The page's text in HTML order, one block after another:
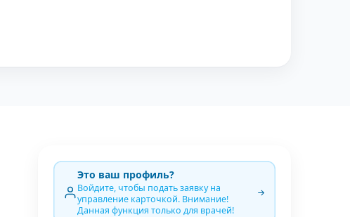
Это ваш профиль?
Войдите, чтобы подать заявку на
управление карточкой. Внимание!
Данная функция только для врачей!